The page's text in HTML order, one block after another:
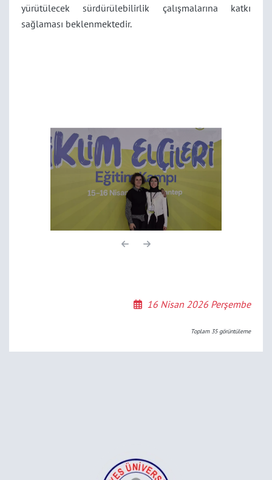
yürütülecek sürdürülebilirlik çalışmalarına katkı
sağlaması beklenmektedir.
16 Nisan 2026 Perşembe
Toplam 35görüntüleme